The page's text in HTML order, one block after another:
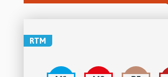
RTM